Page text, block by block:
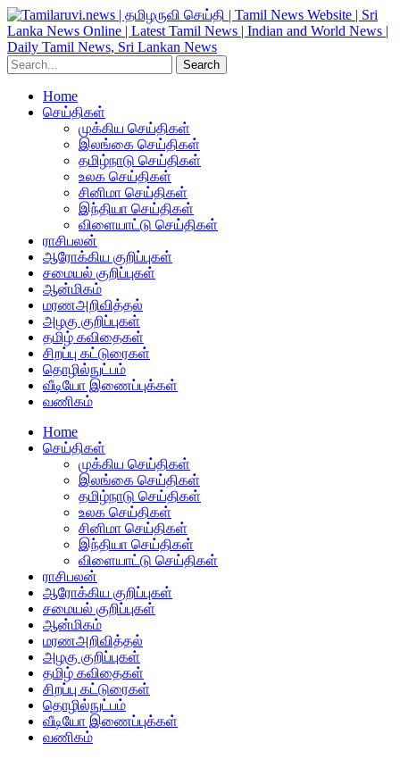
Home
செய்திகள்
முக்கிய செய்திகள்
இலங்கை செய்திகள்
தமிழ்நாடு செய்திகள்
உலக செய்திகள்
சினிமா செய்திகள்
இந்தியா செய்திகள்
விளையாட்டு செய்திகள்
ராசிபலன்
ஆரோக்கிய குறிப்புகள்
சமையல் குறிப்புகள்
ஆன்மிகம்
மரணஅறிவித்தல்
அழகு குறிப்புகள்
தமிழ் கவிதைகள்
சிறப்பு கட்டுரைகள்
தொழில்நுட்பம்
வீடியோ இணைப்புக்கள்
வணிகம்
Home
செய்திகள்
முக்கிய செய்திகள்
இலங்கை செய்திகள்
தமிழ்நாடு செய்திகள்
உலக செய்திகள்
சினிமா செய்திகள்
இந்தியா செய்திகள்
விளையாட்டு செய்திகள்
ராசிபலன்
ஆரோக்கிய குறிப்புகள்
சமையல் குறிப்புகள்
ஆன்மிகம்
மரணஅறிவித்தல்
அழகு குறிப்புகள்
தமிழ் கவிதைகள்
சிறப்பு கட்டுரைகள்
தொழில்நுட்பம்
வீடியோ இணைப்புக்கள்
வணிகம்